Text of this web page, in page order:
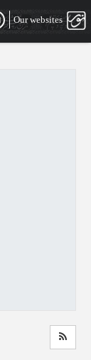
Our websites